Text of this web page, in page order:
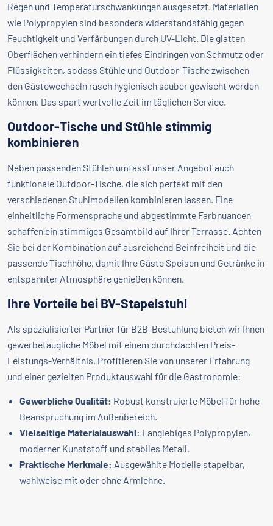
Regen und Temperaturschwankungen ausgesetzt. Materialien
wie Polypropylen sind besonders widerstandsfähig gegen
Feuchtigkeit und Verfärbungen durch UV-Licht. Die glatten
Oberflächen verhindern ein tiefes Eindringen von Schmutz oder
Flüssigkeiten, sodass Stühle und Outdoor-Tische zwischen
den Gästewechseln rasch hygienisch sauber gewischt werden
können. Das spart wertvolle Zeit im täglichen Service.
Outdoor-Tische und Stühle stimmig
kombinieren
Neben passenden Stühlen umfasst unser Angebot auch
funktionale Outdoor-Tische, die sich perfekt mit den
verschiedenen Stuhlmodellen kombinieren lassen. Eine
einheitliche Formensprache und abgestimmte Farbnuancen
schaffen ein stimmiges Gesamtbild auf Ihrer Terrasse. Achten
Sie bei der Kombination auf ausreichend Beinfreiheit und die
passende Tischhöhe, damit Ihre Gäste Speisen und Getränke in
entspannter Atmosphäre genießen können.
Ihre Vorteile bei BV-Stapelstuhl
Als spezialisierter Partner für B2B-Bestuhlung bieten wir Ihnen
gewerbetaugliche Möbel mit einem durchdachten Preis-
Leistungs-Verhältnis. Profitieren Sie von unserer Erfahrung
und einer gezielten Produktauswahl für die Gastronomie:
Gewerbliche Qualität: Robust konstruierte Möbel für hohe
Beanspruchung im Außenbereich.
Vielseitige Materialauswahl: Langlebiges Polypropylen,
moderner Kunststoff und stabiles Metall.
Praktische Merkmale: Ausgewählte Modelle stapelbar,
wahlweise mit oder ohne Armlehne.